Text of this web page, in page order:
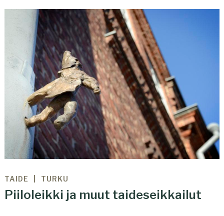
TAIDE TURKU
Piiloleikki ja muut taideseikkailut